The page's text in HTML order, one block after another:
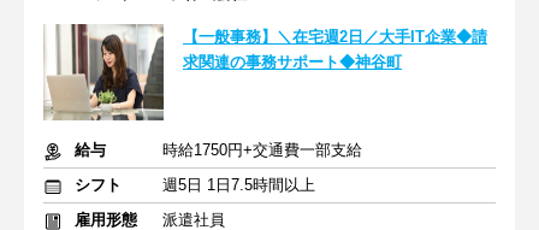
【一般事務】＼在宅週2日／大手IT企業◆請
求関連の事務サポート◆神谷町
給与
時給1750円+交通費一部支給
シフト
週5日 1日7.5時間以上
雇用形態
派遣社員